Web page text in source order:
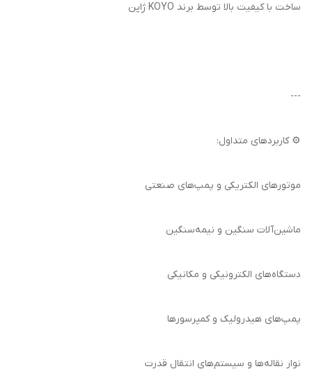
ساخت با کیفیت بالا توسط برند KOYO ژاپن
---
⚙️ کاربردهای متداول:
موتورهای الکتریکی و پمپ‌های صنعتی
ماشین‌آلات سنگین و نیمه‌سنگین
دستگاه‌های الکترونیکی و مکانیکی
پمپ‌های هیدرولیک و کمپرسورها
نوار نقاله‌ها و سیستم‌های انتقال قدرت